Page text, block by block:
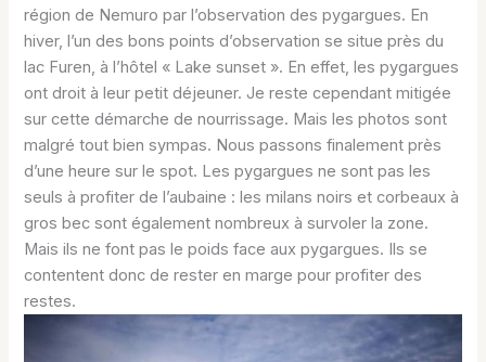
région de Nemuro par l’observation des pygargues. En
hiver, l’un des bons points d’observation se situe près du
lac Furen, à l’hôtel « Lake sunset ». En effet, les pygargues
ont droit à leur petit déjeuner. Je reste cependant mitigée
sur cette démarche de nourrissage. Mais les photos sont
malgré tout bien sympas. Nous passons finalement près
d’une heure sur le spot. Les pygargues ne sont pas les
seuls à profiter de l’aubaine : les milans noirs et corbeaux à
gros bec sont également nombreux à survoler la zone.
Mais ils ne font pas le poids face aux pygargues. Ils se
contentent donc de rester en marge pour profiter des
restes.